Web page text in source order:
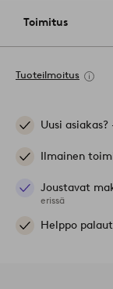
Toimitus
Tuoteilmoitus
Uusi asiakas?
Ilmainen
Joustavat
erissä
Helppo